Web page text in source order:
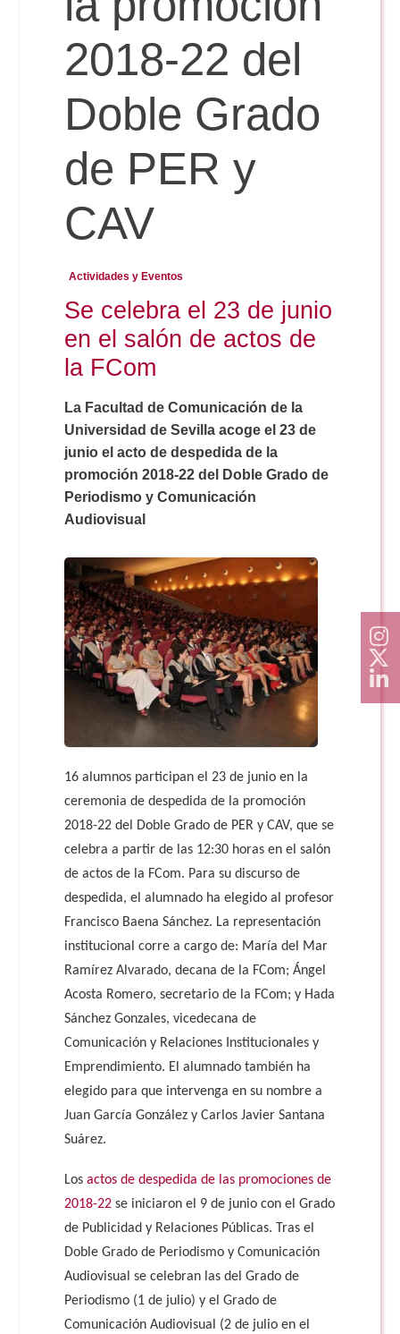
Reservas
Calendario Lectivo
Horarios
Periodismo
Comunicación Audiovisual
Doble Grado PER/CAV
Periodismo
Publicidad y RR.PP
Comunicación Audiovisual
Doble Grado PER/CAV
Secretaría Virtual
#miTFG
Boletines
2018-22 del
Doble Grado
de PER y
CAV
Actividades y Eventos
Se celebra el 23 de junio
en el salón de actos de
la FCom
La Facultad de Comunicación de la
Universidad de Sevilla acoge el 23 de
junio el acto de despedida de la
promoción 2018-22 del Doble Grado de
Periodismo y Comunicación
Audiovisual
16 alumnos participan el 23 de junio en la
ceremonia de despedida de la promoción
2018-22 del Doble Grado de PER y CAV, que se
celebra a partir de las 12:30 horas en el salón
de actos de la FCom. Para su discurso de
despedida, el alumnado ha elegido al profesor
Francisco Baena Sánchez. La representación
institucional corre a cargo de: María del Mar
Ramírez Alvarado, decana de la FCom; Ángel
Acosta Romero, secretario de la FCom; y Hada
Sánchez Gonzales, vicedecana de
Comunicación y Relaciones Institucionales y
Emprendimiento. El alumnado también ha
elegido para que intervenga en su nombre a
Juan García González y Carlos Javier Santana
Suárez.
Losactos de despedida de las promociones de
2018-22 se iniciaron el 9 de junio con el Grado
de Publicidad y Relaciones Públicas. Tras el
Doble Grado de Periodismo y Comunicación
Audiovisual se celebran las del Grado de
Periodismo (1 de julio) y el Grado de
Comunicación Audiovisual (2 de julio en el